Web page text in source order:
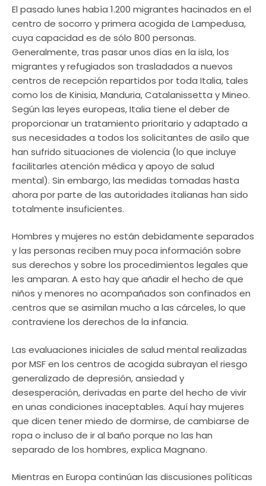
El pasado lunes había 1.200 migrantes hacinados en el
centro de socorro y primera acogida de Lampedusa,
cuya capacidad es de sólo 800 personas.
Generalmente, tras pasar unos días en la isla, los
migrantes y refugiados son trasladados a nuevos
centros de recepción repartidos por toda Italia, tales
como los de Kinisia, Manduria, Catalanissetta y Mineo.
Según las leyes europeas, Italia tiene el deber de
proporcionar un tratamiento prioritario y adaptado a
sus necesidades a todos los solicitantes de asilo que
han sufrido situaciones de violencia (lo que incluye
facilitarles atención médica y apoyo de salud
mental). Sin embargo, las medidas tomadas hasta
ahora por parte de las autoridades italianas han sido
totalmente insuficientes.
Hombres y mujeres no están debidamente separados
y las personas reciben muy poca información sobre
sus derechos y sobre los procedimientos legales que
les amparan. A esto hay que añadir el hecho de que
niños y menores no acompañados son confinados en
centros que se asimilan mucho a las cárceles, lo que
contraviene los derechos de la infancia.
Las evaluaciones iniciales de salud mental realizadas
por MSF en los centros de acogida subrayan el riesgo
generalizado de depresión, ansiedad y
desesperación, derivadas en parte del hecho de vivir
en unas condiciones inaceptables. Aquí hay mujeres
que dicen tener miedo de dormirse, de cambiarse de
ropa o incluso de ir al baño porque no las han
separado de los hombres, explica Magnano.
Mientras en Europa continúan las discusiones políticas